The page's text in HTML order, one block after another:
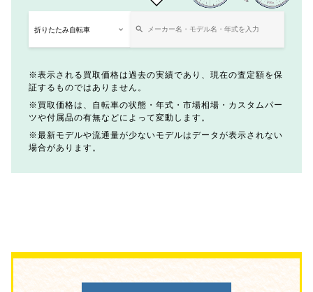
表示される買取価格は過去の実績であり、現在の査定額を保
証するものではありません。
買取価格は、自転車の状態・年式・市場相場・カスタムパー
ツや付属品の有無などによって変動します。
最新モデルや流通量が少ないモデルはデータが表示されない
場合があります。